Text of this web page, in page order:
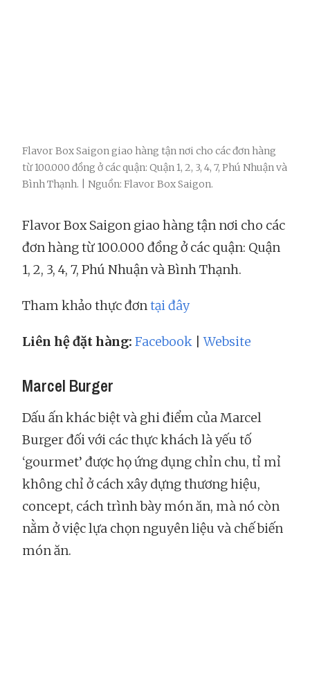
Flavor Box Saigon giao hàng tận nơi cho các đơn hàng
từ 100.000 đồng ở các quận: Quận 1, 2, 3, 4, 7, Phú Nhuận và
Bình Thạnh. | Nguồn: Flavor Box Saigon.
Flavor Box Saigon giao hàng tận nơi cho các
đơn hàng từ 100.000 đồng ở các quận: Quận
1, 2, 3, 4, 7, Phú Nhuận và Bình Thạnh.
Tham khảo thực đơntại đây
Liên hệ đặt hàng: Facebook |Website
Marcel Burger
Dấu ấn khác biệt và ghi điểm của Marcel
Burger đối với các thực khách là yếu tố
‘gourmet’ được họ ứng dụng chỉn chu, tỉ mỉ
không chỉ ở cách xây dựng thương hiệu,
concept, cách trình bày món ăn, mà nó còn
nằm ở việc lựa chọn nguyên liệu và chế biến
món ăn.